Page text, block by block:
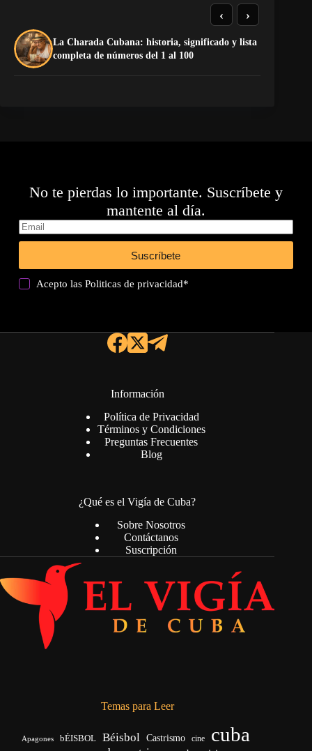
La Charada Cubana: historia, significado y lista
completa de números del 1 al 100
‹ ›
No te pierdas lo importante. Suscríbete y
mantente al día.
Suscríbete
Acepto lasPoliticas de privacidad*
Información
Política de Privacidad
Términos y Condiciones
Preguntas Frecuentes
Blog
¿Qué es el Vigía de Cuba?
Sobre Nosotros
Contáctanos
Suscripción
Temas para Leer
Apagones bÉISBOL Béisbol Castrismo cine cuba